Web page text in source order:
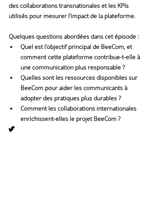
des collaborations transnationales et les KPIs
utilisés pour mesurer l'impact de la plateforme.
Quelques questions abordées dans cet épisode :
Quel est l'objectif principal de BeeCom, et
comment cette plateforme contribue-t-elle à
une communication plus responsable ?
Quelles sont les ressources disponibles sur
BeeCom pour aider les communicants à
adopter des pratiques plus durables ?
Comment les collaborations internationales
enrichissent-elles le projet BeeCom ?
🦖